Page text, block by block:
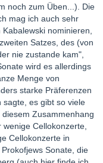
noch zum Üben...). Die
mag ich auch sehr
nominieren,
Satzes, des (von
nie zustande kam",
wird es allerdings
Menge von
starke Präferenzen
sagte, es gibt so viele
Zusammenhang
Cellokonzerte,
Cellokonzerte in
Sonate, die